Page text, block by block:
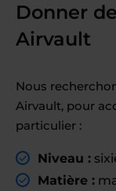
Donner
Airvault
Nous
Airvault, pour
particulier :
Niveau :
Matière :